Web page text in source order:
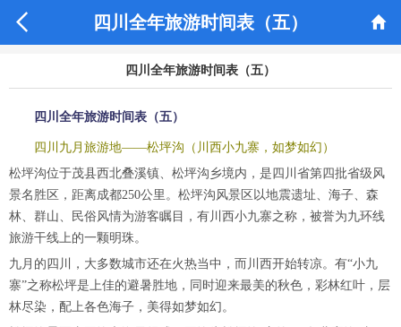
 四川全年旅游时间表（五） 
四川全年旅游时间表（五）
四川全年旅游时间表（五）
四川九月旅游地——松坪沟（川西小九寨，如梦如幻）
松坪沟位于茂县西北叠溪镇、松坪沟乡境内，是四川省第四批省级风
景名胜区，距离成都250公里。松坪沟风景区以地震遗址、海子、森
林、群山、民俗风情为游客瞩目，有川西小九寨之称，被誉为九环线
旅游干线上的一颗明珠。
九月的四川，大多数城市还在火热当中，而川西开始转凉。有“小九
寨”之称松坪是上佳的避暑胜地，同时迎来最美的秋色，彩林红叶，层
林尽染，配上各色海子，美得如梦如幻。